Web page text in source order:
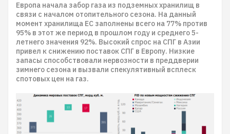
Европа начала забор газа из подземных хранилищ в
связи с началом отопительного сезона. На данный
момент хранилища ЕС заполнены всего на 77% против
95% в этот же период в прошлом году и среднего 5-
летнего значения 92%. Высокий спрос на СПГ в Азии
привел к снижению поставок СПГ в Европу. Низкие
запасы способствовали нервозности в преддверии
зимнего сезона и вызвали спекулятивный всплеск
спотовых цен на газ.